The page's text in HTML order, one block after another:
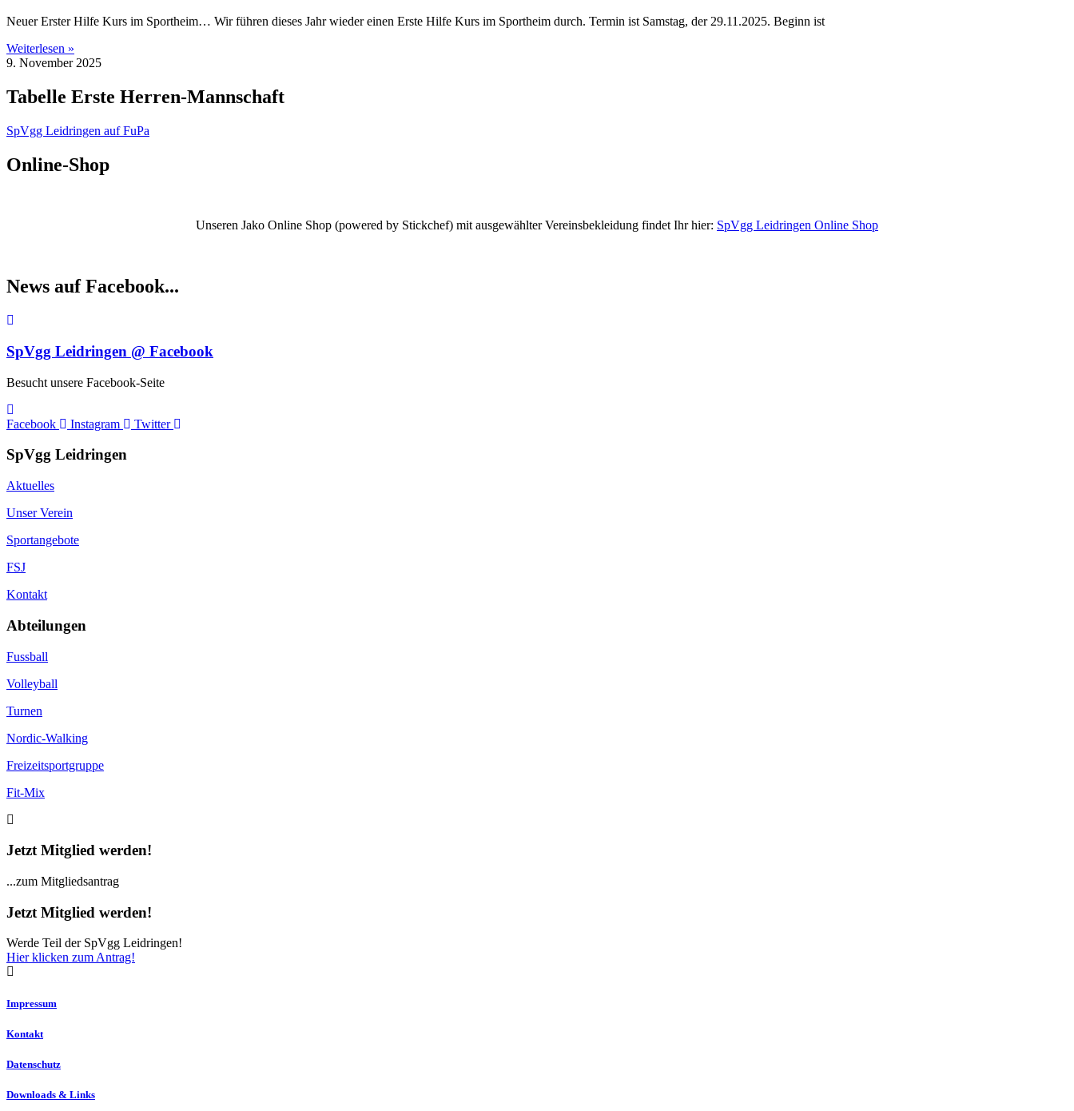
Neuer Erster Hilfe Kurs im Sportheim… Wir führen dieses Jahr wieder einen Erste Hilfe Kurs im Sportheim durch. Termin ist Samstag, der 29.11.2025. Beginn ist
Weiterlesen »
9. November 2025
Tabelle Erste Herren-Mannschaft
SpVgg Leidringen auf FuPa
Online-Shop
Unseren Jako Online Shop (powered by Stickchef) mit ausgewählter Vereinsbekleidung findet Ihr hier: SpVgg Leidringen Online Shop
News auf Facebook...
SpVgg Leidringen @ Facebook
Besucht unsere Facebook-Seite
Facebook Instagram Twitter
SpVgg Leidringen
Aktuelles
Unser Verein
Sportangebote
FSJ
Kontakt
Abteilungen
Fussball
Volleyball
Turnen
Nordic-Walking
Freizeitsportgruppe
Fit-Mix
Jetzt Mitglied werden!
...zum Mitgliedsantrag
Jetzt Mitglied werden!
Werde Teil der SpVgg Leidringen!
Hier klicken zum Antrag!
Impressum
Kontakt
Datenschutz
Downloads & Links